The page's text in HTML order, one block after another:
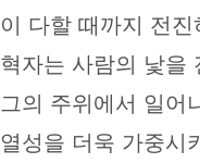
이 다할 때까지 전
혁자는 사람의 낯을
그의 주위에서 일어
열성을 더욱 가중시